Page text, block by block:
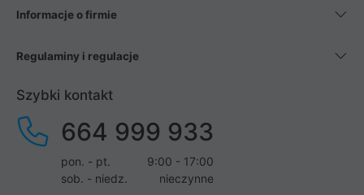
Informacje o firmie
Regulaminy i regulacje
Szybki kontakt
664 999 933
pon. - pt.
9:00 - 17:00
sob. - niedz.
nieczynne